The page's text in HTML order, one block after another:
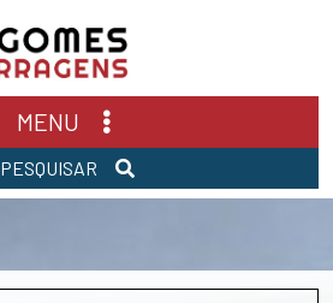
MENU
PESQUISAR